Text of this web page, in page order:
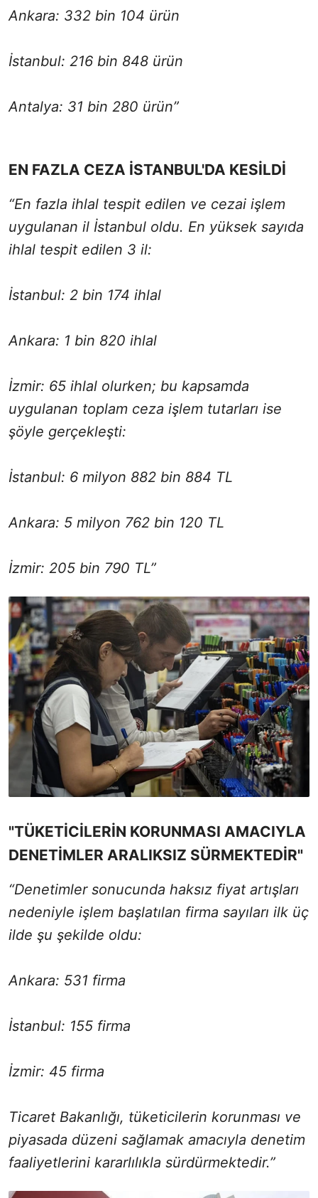
Ankara: 332 bin 104 ürün
İstanbul: 216 bin 848 ürün
Antalya: 31 bin 280 ürün”
EN FAZLA CEZA İSTANBUL'DA KESİLDİ
“En fazla ihlal tespit edilen ve cezai işlem
uygulanan il İstanbul oldu. En yüksek sayıda
ihlal tespit edilen 3 il:
İstanbul: 2 bin 174 ihlal
Ankara: 1 bin 820 ihlal
İzmir: 65 ihlal olurken; bu kapsamda
uygulanan toplam ceza işlem tutarları ise
şöyle gerçekleşti:
İstanbul: 6 milyon 882 bin 884 TL
Ankara: 5 milyon 762 bin 120 TL
İzmir: 205 bin 790 TL”
"TÜKETİCİLERİN KORUNMASI AMACIYLA
DENETİMLER ARALIKSIZ SÜRMEKTEDİR"
“Denetimler sonucunda haksız fiyat artışları
nedeniyle işlem başlatılan firma sayıları ilk üç
ilde şu şekilde oldu:
Ankara: 531 firma
İstanbul: 155 firma
İzmir: 45 firma
Ticaret Bakanlığı, tüketicilerin korunması ve
piyasada düzeni sağlamak amacıyla denetim
faaliyetlerini kararlılıkla sürdürmektedir.”